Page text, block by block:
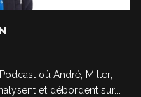
où André, Milter,
et débordent sur...